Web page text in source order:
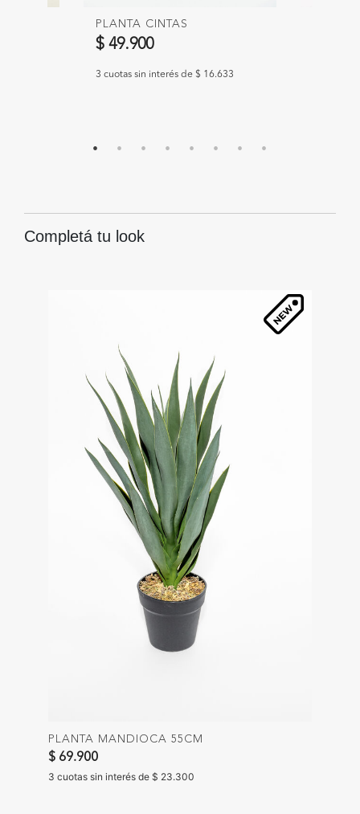
PLANTA CINTAS
$ 49.900
3 cuotas sin interés de $ 16.633
Completá tu look
PLANTA MANDIOCA 55CM
$ 69.900
3 cuotas sin interés de $ 23.300